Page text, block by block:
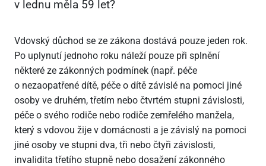
v lednu měla 59 let?
Vdovský důchod se ze zákona dostává pouze jeden rok.
Po uplynutí jednoho roku náleží pouze při splnění
některé ze zákonných podmínek (např. péče
o nezaopatřené dítě, péče o dítě závislé na pomoci jiné
osoby ve druhém, třetím nebo čtvrtém stupni závislosti,
péče o svého rodiče nebo rodiče zemřelého manžela,
který s vdovou žije v domácnosti a je závislý na pomoci
jiné osoby ve stupni dva, tři nebo čtyři závislosti,
invalidita třetího stupně nebo dosažení zákonného